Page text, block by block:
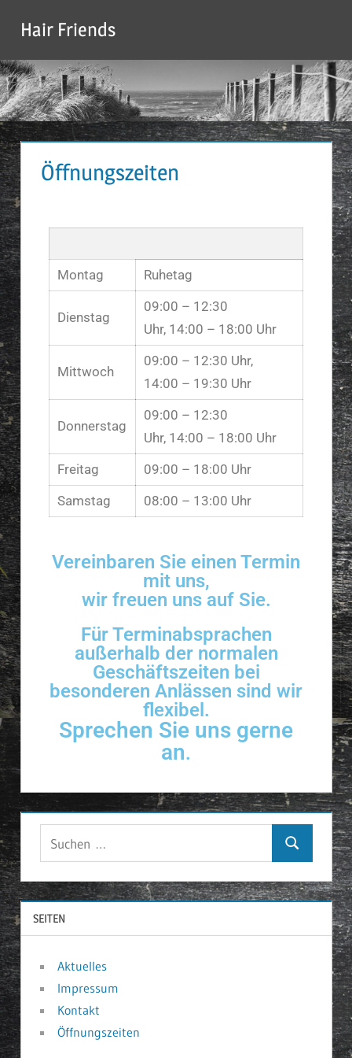
Hair Friends
Öffnungszeiten
Montag Ruhetag
Dienstag
09:00 – 12:30
Uhr, 14:00 – 18:00 Uhr
Mittwoch
09:00 – 12:30 Uhr,
14:00 – 19:30 Uhr
Donnerstag
09:00 – 12:30
Uhr, 14:00 – 18:00 Uhr
Freitag
09:00 – 18:00 Uhr
Samstag
08:00 – 13:00 Uhr
Vereinbaren Sie einen Termin
mit uns,
wir freuen uns auf Sie.
Für Terminabsprachen
außerhalb der normalen
Geschäftszeiten bei
besonderen Anlässen sind wir
flexibel.
Sprechen Sie uns gerne
an.
SEITEN
Aktuelles
Impressum
Kontakt
Öffnungszeiten